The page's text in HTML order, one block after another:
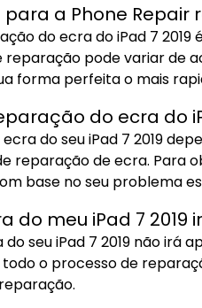
a Phone Repair
do ecra do iPad 7
pode variar de
forma perfeita o mais
do ecra do
do seu iPad 7 2019
reparação de ecra.
base no seu problema
do meu iPad 7
seu iPad 7 2019 não irá
o processo de